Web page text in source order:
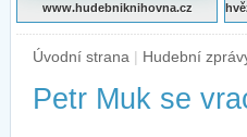
www.hudebniknihovna.cz
Úvodní strana | Hudební
Petr Muk se